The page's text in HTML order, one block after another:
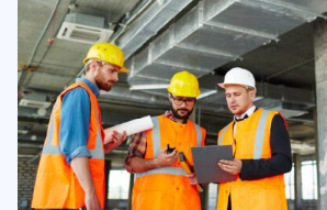
Schulungseffektivität
Compliance-Dashboards
Prognosen & Trends
Vista
19. März 2026
Schluss mit dem Hinterherlaufen,
automatisieren Sie
mit AG5 Workflows